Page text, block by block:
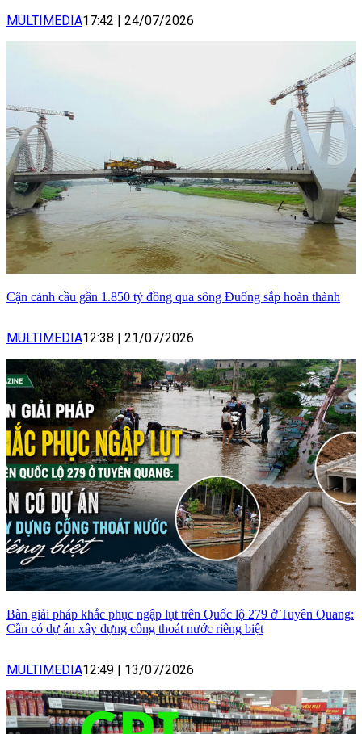
MULTIMEDIA17:42 | 24/07/2026
Cận cảnh cầu gần 1.850 tỷ đồng qua sông Đuống sắp hoàn thành
MULTIMEDIA12:38 | 21/07/2026
Bàn giải pháp khắc phục ngập lụt trên Quốc lộ 279 ở Tuyên Quang:
Cần có dự án xây dựng cống thoát nước riêng biệt
MULTIMEDIA12:49 | 13/07/2026